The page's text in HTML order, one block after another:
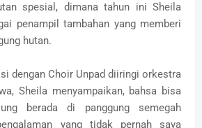
spesial, dimana tahun ini Sheila
penampil tambahan yang memberi
hutan.
dengan Choir Unpad diiringi orkestra
Sheila menyampaikan, bahsa bisa
berada di panggung semegah
yang tidak pernah saya